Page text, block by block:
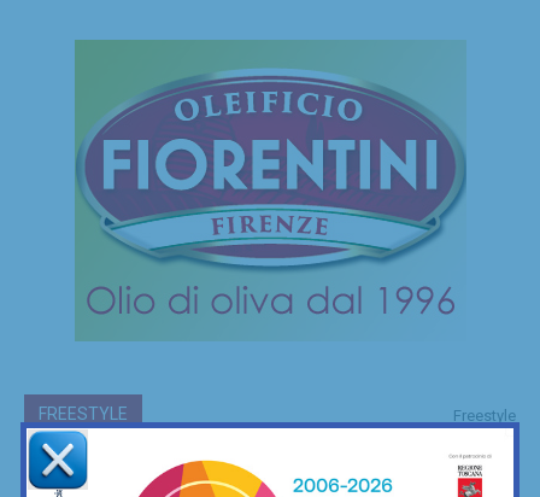
FREESTYLE Freestyle
Le mie camminate mettendo ai piedi… il